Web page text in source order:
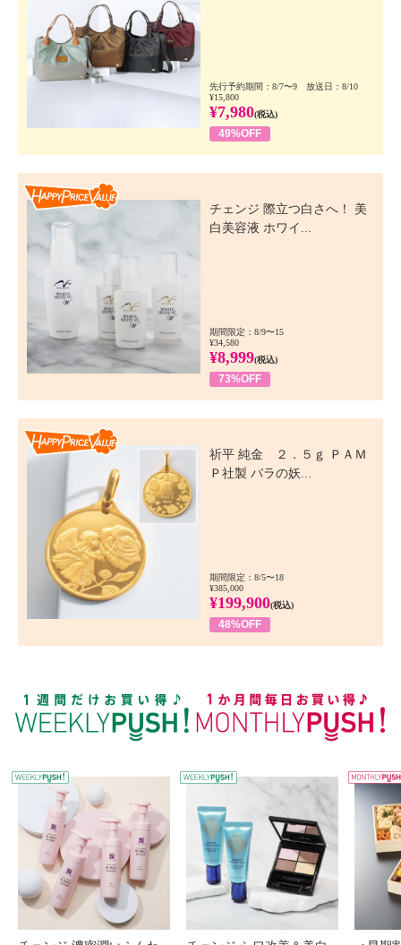
先行予約期間：8/7〜9 放送日：8/10
¥15,800
¥7,980(税込)
49%OFF
チェンジ 際立つ白さへ！ 美
白美容液 ホワイ...
期間限定：8/9〜15
¥34,580
¥8,999(税込)
73%OFF
祈平 純金 ２．５ｇ ＰＡＭ
Ｐ社製 バラの妖...
期間限定：8/5〜18
¥385,000
¥199,900(税込)
48%OFF
WEEKLY PUSH